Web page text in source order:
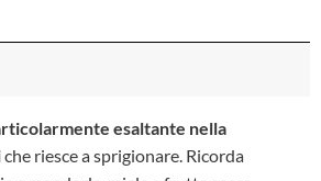
esaltante nella
che riesce a sprigionare. Ricorda